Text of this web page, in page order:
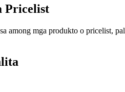
Pricelist
among mga produkto o pricelist,